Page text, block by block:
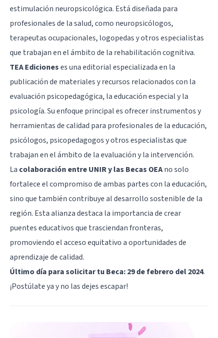
estimulación neuropsicológica. Está diseñada para
profesionales de la salud, como neuropsicólogos,
terapeutas ocupacionales, logopedas y otros especialistas
que trabajan en el ámbito de la rehabilitación cognitiva.
TEA Edicioneses una editorial especializada en la
publicación de materiales y recursos relacionados con la
evaluación psicopedagógica, la educación especial y la
psicología. Su enfoque principal es ofrecer instrumentos y
herramientas de calidad para profesionales de la educación,
psicólogos, psicopedagogos y otros especialistas que
trabajan en el ámbito de la evaluación y la intervención.
La colaboración entre UNIR y las Becas OEAno solo
fortalece el compromiso de ambas partes con la educación,
sino que también contribuye al desarrollo sostenible de la
región. Esta alianza destaca la importancia de crear
puentes educativos que trasciendan fronteras,
promoviendo el acceso equitativo a oportunidades de
aprendizaje de calidad.
Último día para solicitar tu Beca: 29 de febrero del 2024.
¡Postúlate yay no las dejes escapar!